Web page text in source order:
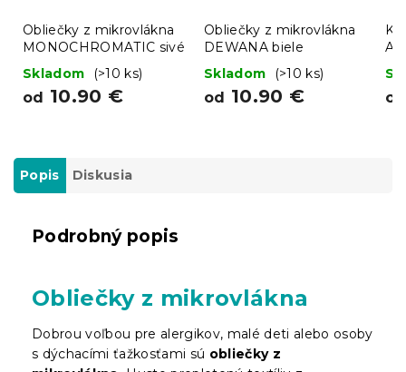
Obliečky z mikrovlákna
MONOCHROMATIC sivé
Skladom
(>10 ks)
od 10.90 €
Obliečky z mikrovlákna
DEWANA biele
Skladom
(>10 ks)
od 10.90 € od
Popis Diskusia
Podrobný popis
Obliečky z mikrovlákna
Dobrou voľbou pre alergikov, malé deti alebo osoby
s dýchacími ťažkosťami sú obliečky z